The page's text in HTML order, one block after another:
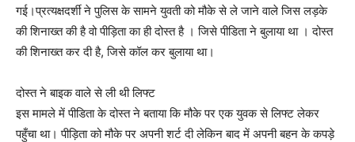
गई।प्रत्यक्षदर्शी ने पुलिस के सामने युवती को मौके से ले जाने वाले जिस लड़के
की शिनाख्त की है वो पीड़िता का ही दोस्त है । जिसे पीडिता ने बुलाया था । दोस्त
की शिनाख्त कर दी है, जिसे कॉल कर बुलाया था।
दोस्त ने बाइक वाले से ली थी लिफ्ट
इस मामले में पीडिता के दोस्त ने बताया कि मौके पर एक युवक से लिफ्ट लेकर
पहुँचा था। पीड़िता को मौके पर अपनी शर्ट दी लेकिन बाद में अपनी बहन के कपड़े